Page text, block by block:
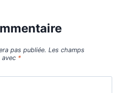
pas publiée. Les champs
avec *